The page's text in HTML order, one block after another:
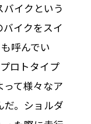
イクという
イクをスイ
呼んでい
ロトタイプ
て様々なア
だ。ショルダ